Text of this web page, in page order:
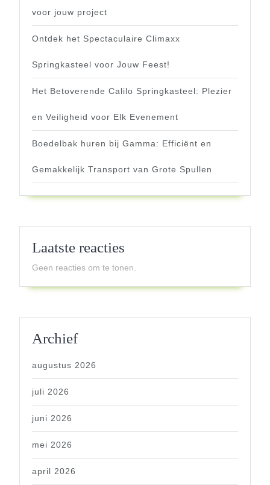
voor jouw project
Ontdek het Spectaculaire Climaxx
Springkasteel voor Jouw Feest!
Het Betoverende Calilo Springkasteel: Plezier
en Veiligheid voor Elk Evenement
Boedelbak huren bij Gamma: Efficiënt en
Gemakkelijk Transport van Grote Spullen
Laatste reacties
Geen reacties om te tonen.
Archief
augustus 2026
juli 2026
juni 2026
mei 2026
april 2026